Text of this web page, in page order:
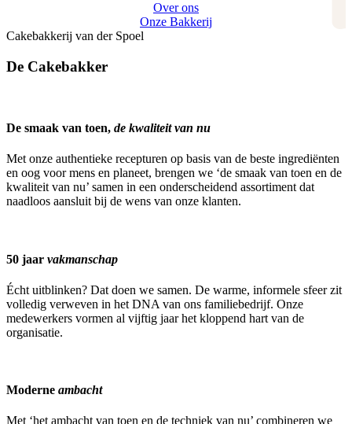
Over ons
Onze Bakkerij
Cakebakkerij van der Spoel
De Cakebakker
De smaak van toen, de kwaliteit van nu
Met onze authentieke recepturen op basis van de beste ingrediënten
en oog voor mens en planeet, brengen we ‘de smaak van toen en de
kwaliteit van nu’ samen in een onderscheidend assortiment dat
naadloos aansluit bij de wens van onze klanten.
50 jaar vakmanschap
Écht uitblinken? Dat doen we samen. De warme, informele sfeer zit
volledig verweven in het DNA van ons familiebedrijf. Onze
medewerkers vormen al vijftig jaar het kloppend hart van de
organisatie.
Moderne ambacht
Met ‘het ambacht van toen en de techniek van nu’ combineren we